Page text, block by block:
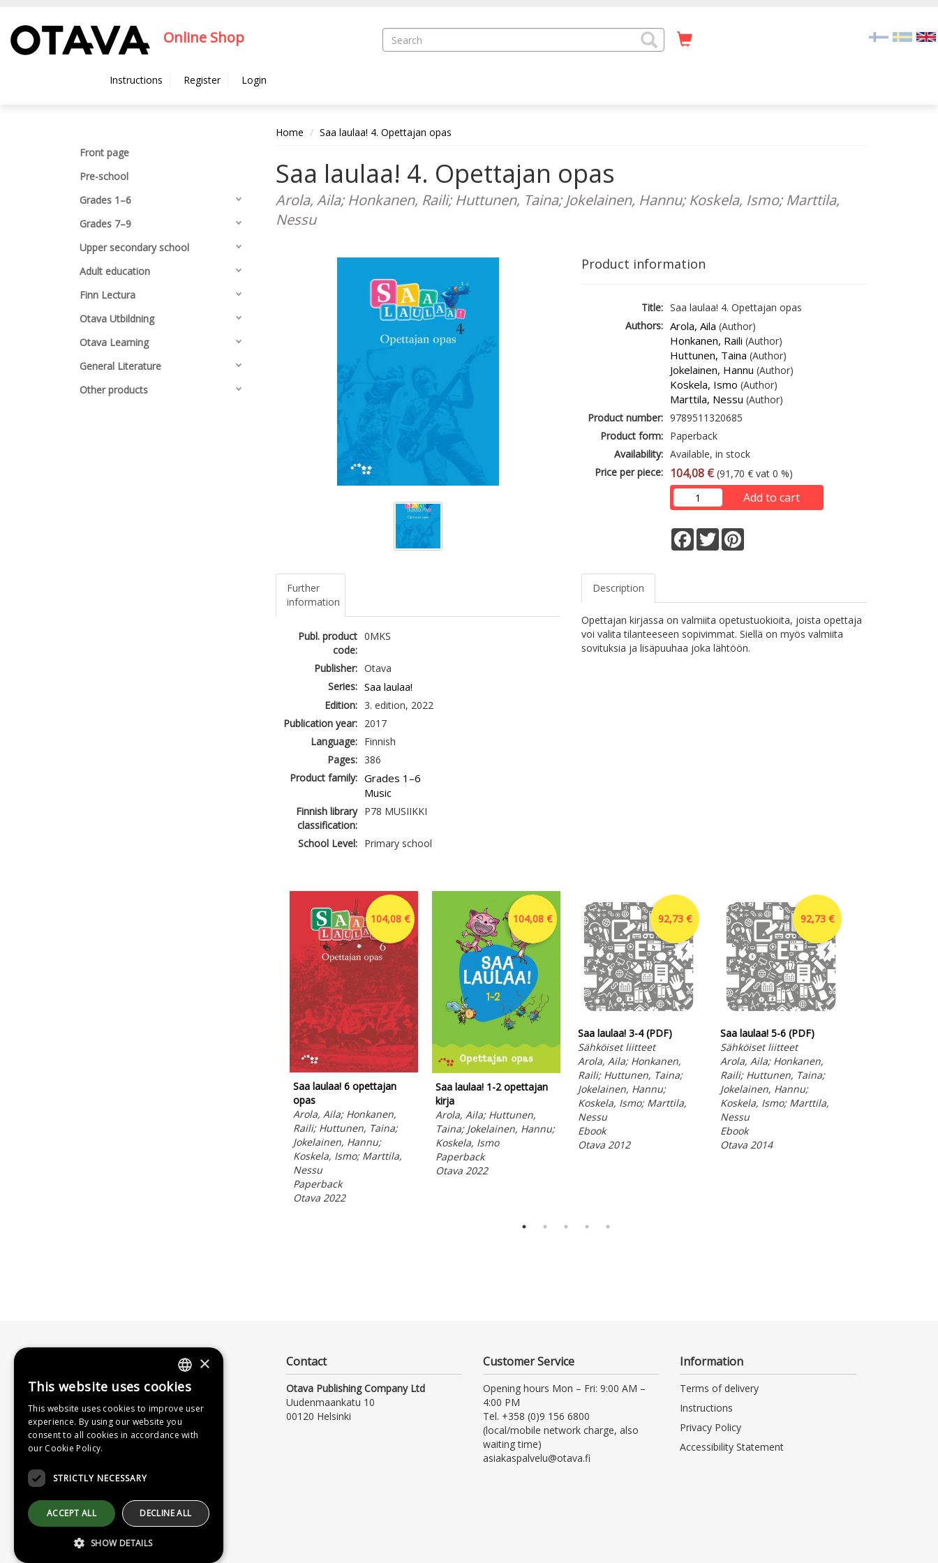
Online Shop
Instructions Register Login
Front page
Pre-school
Grades 1–6
Grades 7–9
Upper secondary school
Adult education
Finn Lectura
Otava Utbildning
Otava Learning
General Literature
Other products
Home Saa laulaa! 4. Opettajan opas
Saa laulaa! 4. Opettajan opas
Arola, Aila; Honkanen, Raili; Huttunen, Taina; Jokelainen, Hannu; Koskela, Ismo; Marttila,
Nessu
Product information
Title: Saa laulaa! 4. Opettajan opas
Authors: Arola, Aila (Author)
Honkanen, Raili (Author)
Huttunen, Taina (Author)
Jokelainen, Hannu (Author)
Koskela, Ismo (Author)
Marttila, Nessu (Author)
Product number: 9789511320685
Product form: Paperback
Availability: Available, in stock
Price per piece:
104,08 € (91,70 € vat 0 %)
Add to cart
Facebook
Twitter
Further
information
Publ. product
code:
0MKS
Publisher: Otava
Series: Saa laulaa!
Edition:
3. edition, 2022
Publication year:
2017
Language:
Finnish
Pages:
386
Product family: Grades 1–6
Music
Finnish library
classification:
P78 MUSIIKKI
School Level: Primary school
Description
Opettajan kirjassa on valmiita opetustuokioita, joista opettaja
voi valita tilanteeseen sopivimmat. Siellä on myös valmiita
sovituksia ja lisäpuuhaa joka lähtöön.
104,08 €
Saa laulaa! 6 opettajan
opas
Arola, Aila; Honkanen,
Raili; Huttunen, Taina;
Jokelainen, Hannu;
Koskela, Ismo; Marttila,
Nessu
Paperback
Otava 2022
104,08 €
Saa laulaa! 1-2 opettajan
kirja
Arola, Aila; Huttunen,
Taina; Jokelainen, Hannu;
Koskela, Ismo
Paperback
Otava 2022
92,73 €
Saa laulaa! 3-4 (PDF)
Sähköiset liitteet
Arola, Aila; Honkanen,
Raili; Huttunen, Taina;
Jokelainen, Hannu;
Koskela, Ismo; Marttila,
Nessu
Ebook
Otava 2012
92,73 €
Saa laulaa! 5-6 (PDF)
Sähköiset liitteet
Arola, Aila; Honkanen,
Raili; Huttunen, Taina;
Jokelainen, Hannu;
Koskela, Ismo; Marttila,
Nessu
Ebook
Otava 2014
Contact
Otava Publishing Company Ltd
Uudenmaankatu 10
00120 Helsinki
Customer Service
Opening hours Mon – Fri: 9:00 AM –
4:00 PM
Tel. +358 (0)9 156 6800
(local/mobile network charge, also
waiting time)
asiakaspalvelu@otava.fi
Information
Terms of delivery
Instructions
Privacy Policy
Accessibility Statement
FINNISH
SWEDISH
ENGLISH
×
This website uses cookies
This website uses cookies to improve user
experience. By using our website you
consent to all cookies in accordance with
our Cookie Policy.
STRICTLY NECESSARY
ACCEPT ALL DECLINE ALL
SHOW DETAILS